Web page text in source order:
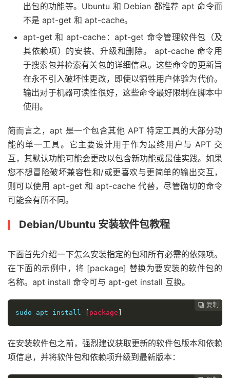
出包的功能等。Ubuntu 和 Debian 都推荐 apt 命令而
不是 apt-get 和 apt-cache。
apt-get 和 apt-cache：apt-get 命令管理软件包（及
其依赖项）的安装、升级和删除。 apt-cache 命令用
于搜索包并检索有关包的详细信息。这些命令的更新旨
在永不引入破坏性更改，即使以牺牲用户体验为代价。
输出对于机器可读性很好，这些命令最好限制在脚本中
使用。
简而言之，apt 是一个包含其他 APT 特定工具的大部分功
能的单一工具。它主要设计用于作为最终用户与 APT 交
互，其默认功能可能会更改以包含新功能或最佳实践。如果
您不想冒险破坏兼容性和/或更喜欢与更简单的输出交互，
则可以使用 apt-get 和 apt-cache 代替，尽管确切的命令
可能会有所不同。
Debian/Ubuntu 安装软件包教程
下面首先介绍一下怎么安装指定的包和所有必需的依赖项。
在下面的示例中，将 [package] 替换为要安装的软件包的
名称。apt install 命令可与 apt-get install 互换。
 复制
 复制
 复制
 复制
 复制
 复制
 复制
 复制
 复制
 复制
 复制
 复制
 复制
 复制
 复制
 复制
 复制
 复制
 复制
 复制
 复制
 复制
 复制
 复制
 复制
sudo apt install
[ package ]
在安装软件包之前，强烈建议获取更新的软件包版本和依赖
项信息，并将软件包和依赖项升级到最新版本：